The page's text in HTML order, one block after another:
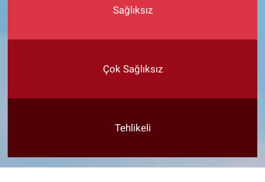
Sağlıksız
Çok Sağlıksız
Tehlikeli